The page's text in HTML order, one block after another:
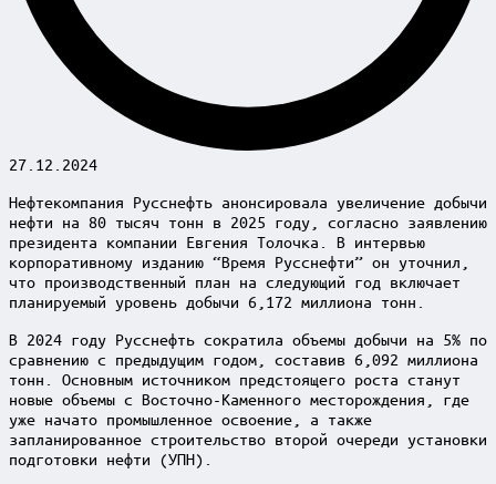
27.12.2024
Нефтекомпания Русснефть анонсировала увеличение добычи
нефти на 80 тысяч тонн в 2025 году, согласно заявлению
президента компании Евгения Толочка. В интервью
корпоративному изданию “Время Русснефти” он уточнил,
что производственный план на следующий год включает
планируемый уровень добычи 6,172 миллиона тонн.
В 2024 году Русснефть сократила объемы добычи на 5% по
сравнению с предыдущим годом, составив 6,092 миллиона
тонн. Основным источником предстоящего роста станут
новые объемы с Восточно-Каменного месторождения, где
уже начато промышленное освоение, а также
запланированное строительство второй очереди установки
подготовки нефти (УПН).